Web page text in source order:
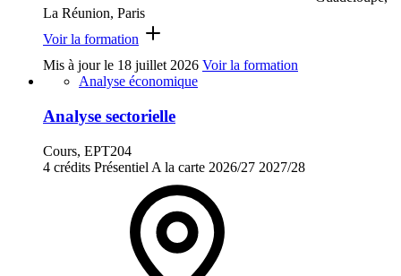
La Réunion, Paris
Voir la formation
Mis à jour le 18 juillet 2026 Voir la formation
Analyse économique
Analyse sectorielle
Cours, EPT204
4 crédits Présentiel A la carte 2026/27 2027/28